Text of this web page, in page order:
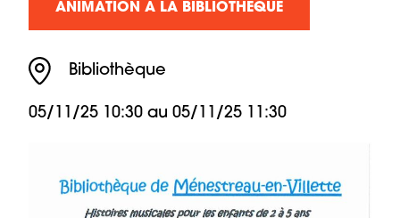
ANIMATION À LA BIBLIOTHÈQUE
Bibliothèque
05/11/25 10:30 au 05/11/25 11:30